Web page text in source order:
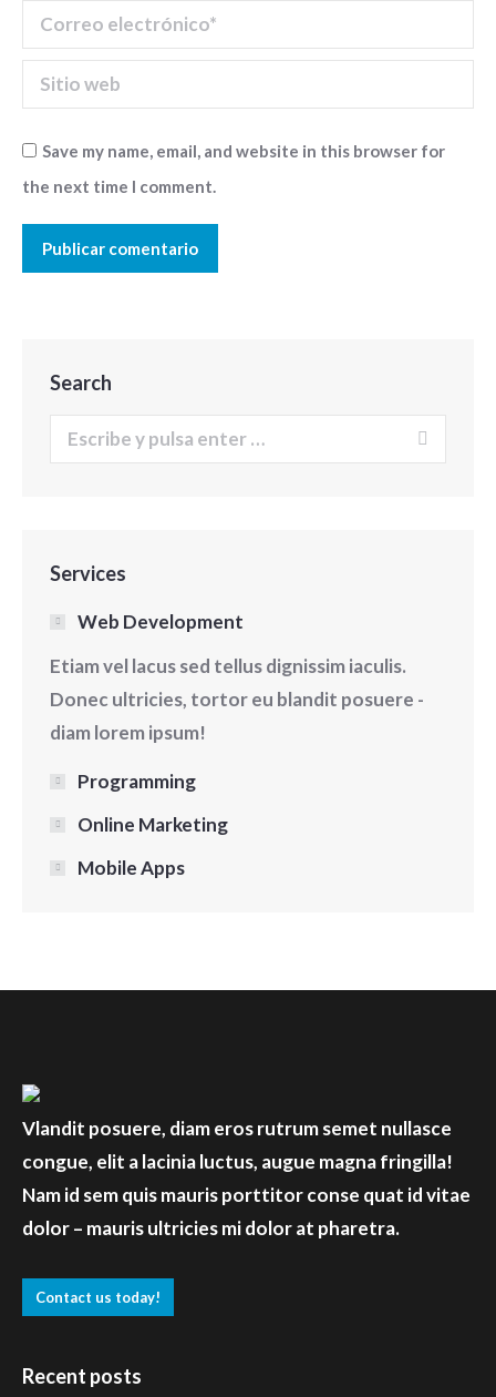
Correo electrónico *
Sitio web
Save my name, email, and website in this browser for
the next time I comment.
Publicar comentario
Search
Buscar:
Services
Web Development
Etiam vel lacus sed tellus dignissim iaculis.
Donec ultricies, tortor eu blandit posuere -
diam lorem ipsum!
Programming
Online Marketing
Mobile Apps
Vlandit posuere, diam eros rutrum semet nullasce
congue, elit a lacinia luctus, augue magna fringilla!
Nam id sem quis mauris porttitor conse quat id vitae
dolor – mauris ultricies mi dolor at pharetra.
Contact us today!
Recent posts